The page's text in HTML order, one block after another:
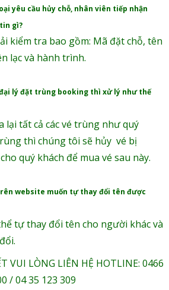
yêu cầu hủy chỗ, nhân viên tiếp nhận
gì?
kiểm tra bao gồm: Mã đặt chỗ, tên
lạc và hành trình.
lý đặt trùng booking thì xử lý như thế
lại tất cả các vé trùng như quý
thì chúng tôi sẽ hủy vé bị
quý khách để mua vé sau này.
website muốn tự thay đổi tên được
tự thay đổi tên cho người khác và
VUI LÒNG LIÊN HỆ HOTLINE: 0466
/ 04 35 123 309